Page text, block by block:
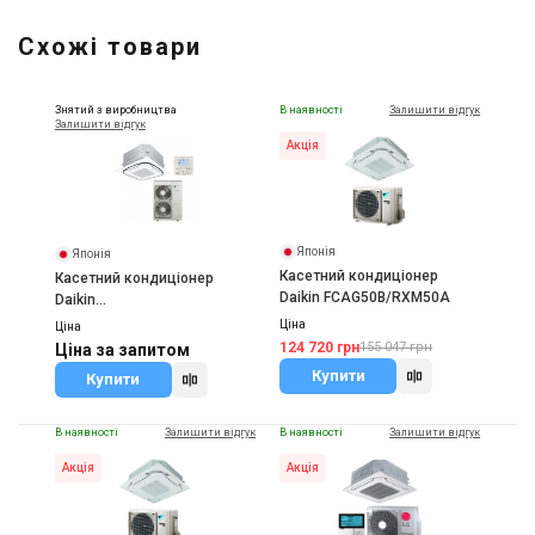
Схожі товари
Знятий з виробництва
Залишити відгук
Японія
Касетний кондиціонер
Daikin
FCQHG140F/RZQSG140L9V1
Ціна
Ціна за запитом
Купити
В наявності Залишити відгук
Акція
Японія
Касетний кондиціонер
Daikin FCAG50B/RXM50A
Ціна
124 720 грн155 047 грн
Купити
В наявності Залишити відгук
Акція
В наявності Залишити відгук
Акція